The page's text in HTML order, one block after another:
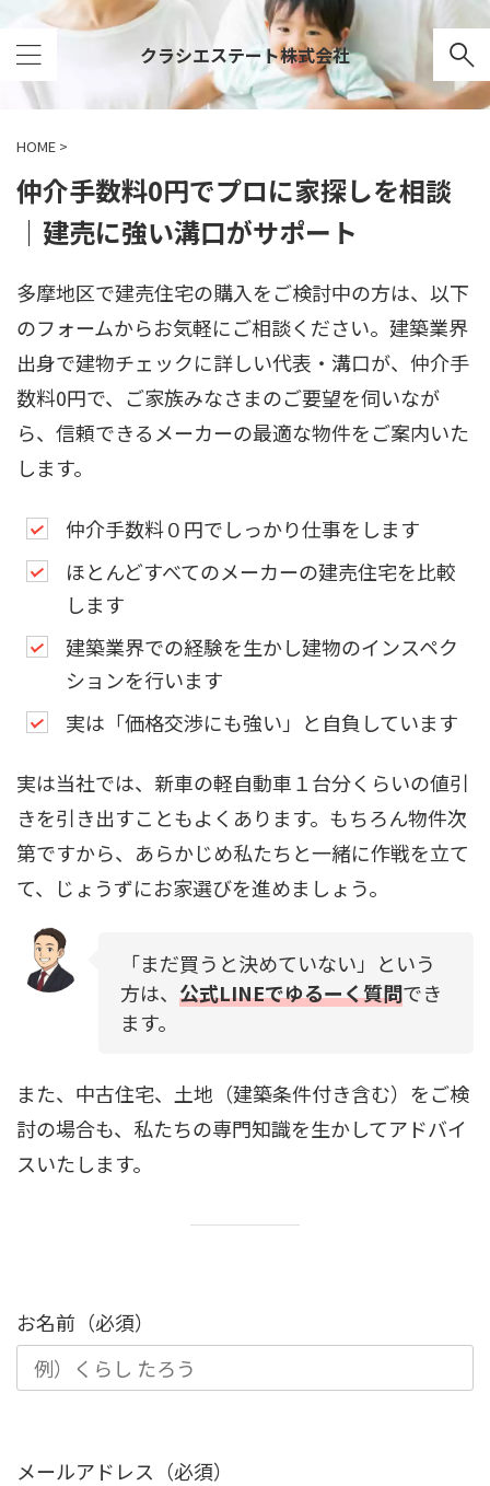
クラシエステート株式会社
HOME >
仲介手数料0円でプロに家探しを相談
｜建売に強い溝口がサポート
多摩地区で建売住宅の購入をご検討中の方は、以下
のフォームからお気軽にご相談ください。建築業界
出身で建物チェックに詳しい代表・溝口が、仲介手
数料0円で、ご家族みなさまのご要望を伺いなが
ら、信頼できるメーカーの最適な物件をご案内いた
します。
仲介手数料０円でしっかり仕事をします
ほとんどすべてのメーカーの建売住宅を比較
します
建築業界での経験を生かし建物のインスペク
ションを行います
実は「価格交渉にも強い」と自負しています
実は当社では、新車の軽自動車１台分くらいの値引
きを引き出すこともよくあります。もちろん物件次
第ですから、あらかじめ私たちと一緒に作戦を立て
て、じょうずにお家選びを進めましょう。
「まだ買うと決めていない」という
方は、 公式LINEでゆるーく質問でき
ます。
また、中古住宅、土地（建築条件付き含む）をご検
討の場合も、私たちの専門知識を生かしてアドバイ
スいたします。
お名前（必須）
メールアドレス（必須）